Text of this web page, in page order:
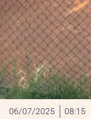
06/07/2025 08:15